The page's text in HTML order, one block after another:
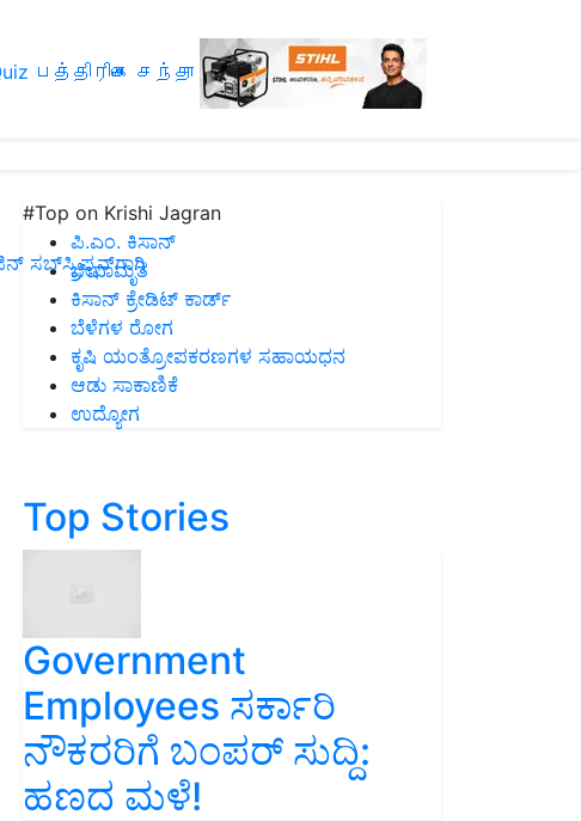
பத்திரிகை சந்தா
ಸಬ್‌ಸ್ಕ್ರಿಪ್ಷನ್‌ಗಾಗಿ
#Top on Krishi Jagran
ಪಿ.ಎಂ. ಕಿಸಾನ್
ಜೀವಾಮೃತ
ಕಿಸಾನ್ ಕ್ರೇಡಿಟ್ ಕಾರ್ಡ್
ಬೆಳೆಗಳ ರೋಗ
ಕೃಷಿ ಯಂತ್ರೋಪಕರಣಗಳ ಸಹಾಯಧನ
ಆಡು ಸಾಕಾಣಿಕೆ
ಉದ್ಯೋಗ
Top Stories
Government
Employees ಸರ್ಕಾರಿ
ನೌಕರರಿಗೆ ಬಂಪರ್‌ ಸುದ್ದಿ:
ಹಣದ ಮಳೆ!